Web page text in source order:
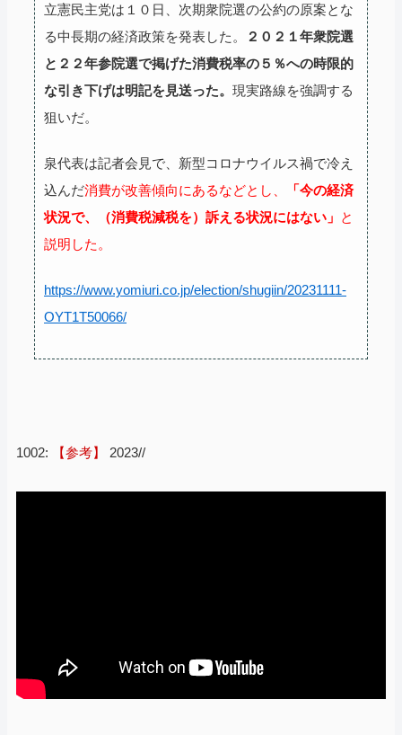
立憲民主党は１０日、次期衆院選の公約の原案とな
る中長期の経済政策を発表した。
２０２１年衆院選
と２２年参院選で掲げた消費税率の５％への時限的
な引き下げは明記を見送った。 現実路線を強調する
狙いだ。
泉代表は記者会見で、新型コロナウイルス禍で冷え
込んだ消費が改善傾向にあるなどとし、
「今の経済
状況で、（消費税減税を）訴える状況にはない」 と
説明した。
https://www.yomiuri.co.jp/election/shugiin/20231111-
OYT1T50066/
1002: 【参考】 2023//